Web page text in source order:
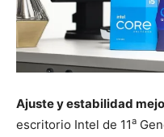
Ajuste y estabilidad
escritorio Intel de 11a